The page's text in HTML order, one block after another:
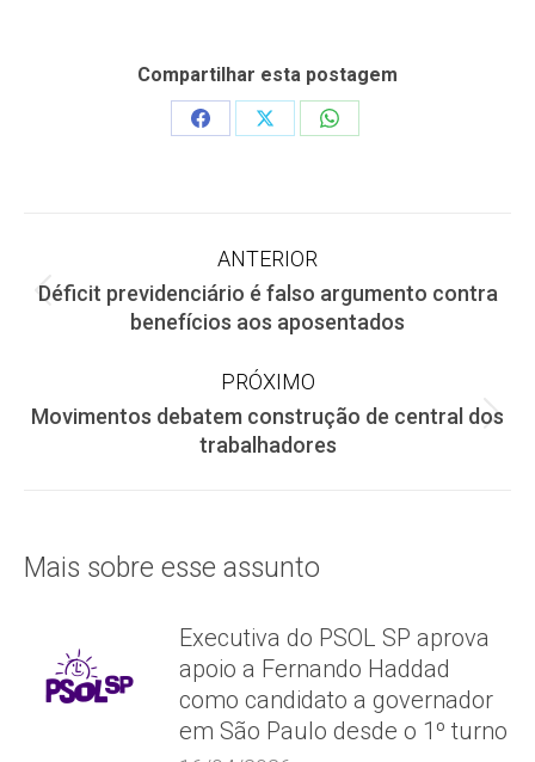
Compartilhar esta postagem
Share
Share
Share
Navegação
de
ANTERIOR
Post
anterior:
Déficit previdenciário é falso argumento contra
benefícios aos aposentados
PRÓXIMO
Próximo
post:
Movimentos debatem construção de central dos
trabalhadores
Mais sobre esse assunto
Executiva do PSOL SP aprova
apoio a Fernando Haddad
como candidato a governador
em São Paulo desde o 1º turno